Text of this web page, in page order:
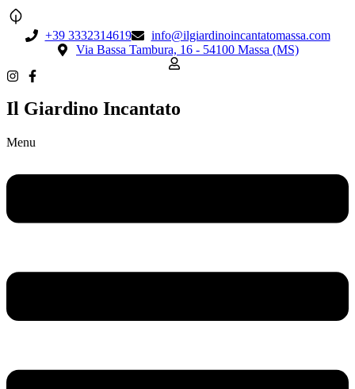
+39 3332314619
info@ilgiardinoincantatomassa.com
Via Bassa Tambura, 16 - 54100 Massa (MS)
Il Giardino Incantato
Menu